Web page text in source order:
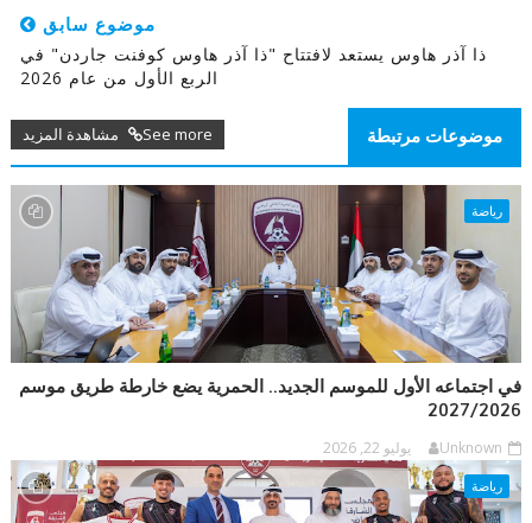
موضوع سابق
ذا آذر هاوس يستعد لافتتاح "ذا آذر هاوس كوفنت جاردن" في
الربع الأول من عام 2026
موضوعات مرتبطة See more مشاهدة المزيد
رياضة
في اجتماعه الأول للموسم الجديد.. الحمرية يضع خارطة طريق موسم
2027/2026
Unknown يوليو 22, 2026
رياضة